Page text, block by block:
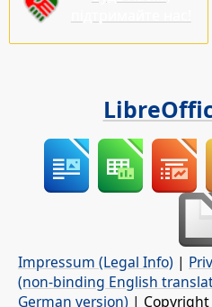
Impressum (Legal Info) |
(non-binding English
German version) |